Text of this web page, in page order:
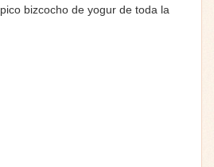
bizcocho de yogur de toda la